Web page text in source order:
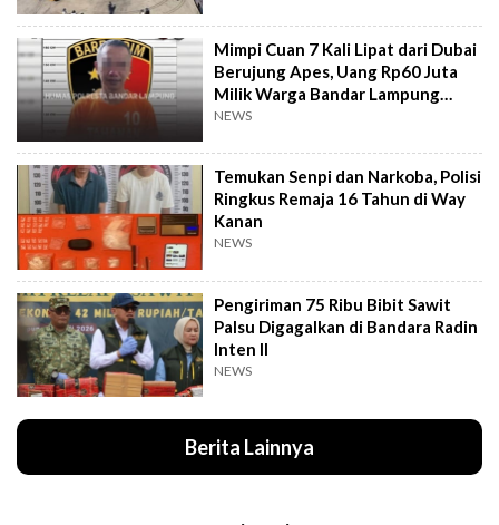
Mimpi Cuan 7 Kali Lipat dari Dubai
Berujung Apes, Uang Rp60 Juta
Milik Warga Bandar Lampung
Amblas
NEWS
Temukan Senpi dan Narkoba, Polisi
Ringkus Remaja 16 Tahun di Way
Kanan
NEWS
Pengiriman 75 Ribu Bibit Sawit
Palsu Digagalkan di Bandara Radin
Inten II
NEWS
Berita Lainnya